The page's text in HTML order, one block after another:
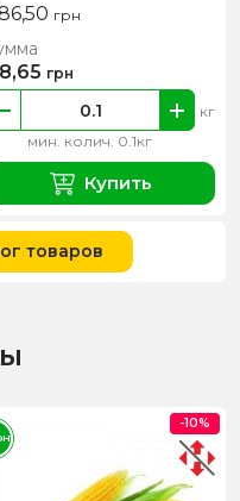
грн
мин. колич. 0.1кг
кг
грн
Купить
товаров
-10%